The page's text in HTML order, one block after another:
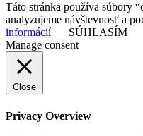
Táto stránka používa súbory
analyzujeme návštevnosť a
informácií
SÚHLASÍM
Manage consent
Close
Privacy Overview